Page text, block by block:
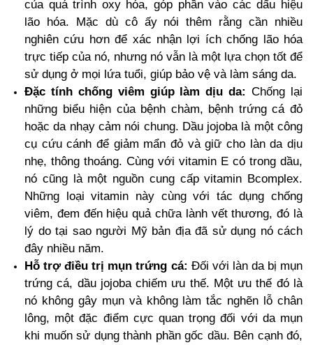
của quá trình oxy hóa, góp phần vào các dấu hiệu
lão hóa. Mặc dù cô ấy nói thêm rằng cần nhiều
nghiên cứu hơn để xác nhận lợi ích chống lão hóa
trực tiếp của nó, nhưng nó vẫn là một lựa chọn tốt để
sử dụng ở mọi lứa tuổi, giúp bảo vệ và làm sáng da.
Đặc tính chống viêm giúp làm dịu da: Chống lại
những biểu hiện của bệnh chàm, bệnh trứng cá đỏ
hoặc da nhạy cảm nói chung. Dầu jojoba là một công
cụ cứu cánh để giảm mẩn đỏ và giữ cho làn da dịu
nhẹ, thông thoáng. Cùng với vitamin E có trong dầu,
nó cũng là một nguồn cung cấp vitamin Bcomplex.
Những loại vitamin này cùng với tác dụng chống
viêm, đem đến hiệu quả chữa lành vết thương, đó là
lý do tại sao người Mỹ bản địa đã sử dụng nó cách
đây nhiều năm.
Hỗ trợ điều trị mụn trứng cá: Đối với làn da bị mụn
trứng cá, dầu jojoba chiếm ưu thế. Một ưu thế đó là
nó không gây mụn và không làm tắc nghẽn lỗ chân
lông, một đặc điểm cực quan trọng đối với da mụn
khi muốn sử dụng thành phần gốc dầu. Bên cạnh đó,